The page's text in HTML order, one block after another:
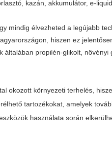
kazán, akkumulátor, e-
mindig élvezheted a legújabb
hiszen ez
propilén-glikolt,
okozott környezeti terhelés,
tartozékokat, amelyek
használata során